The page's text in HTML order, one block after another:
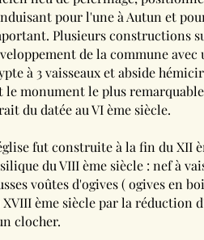
pour l'une à Autun et
Plusieurs constructions
de la commune
à 3 vaisseaux et abside
le monument le plus
du datée au VI ème siècle.
fut construite à la fin du XII
du VIII ème siècle : nef à
voûtes d'ogives ( ogives en
XVIII ème siècle par la réduction
clocher.